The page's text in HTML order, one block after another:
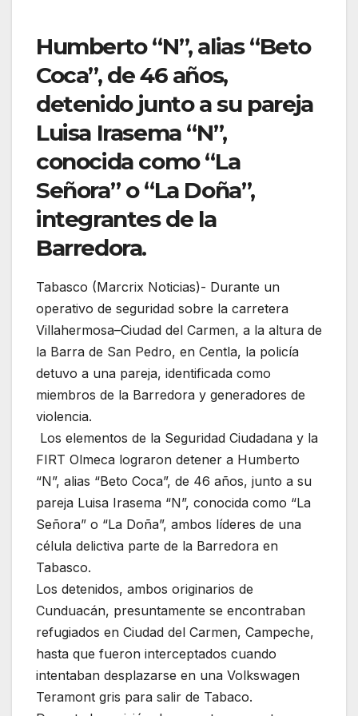
Humberto “N”, alias “Beto
Coca”, de 46 años,
detenido junto a su pareja
Luisa Irasema “N”,
conocida como “La
Señora” o “La Doña”,
integrantes de la
Barredora.
Tabasco (Marcrix Noticias)- Durante un
operativo de seguridad sobre la carretera
Villahermosa–Ciudad del Carmen, a la altura de
la Barra de San Pedro, en Centla, la policía
detuvo a una pareja, identificada como
miembros de la Barredora y generadores de
violencia.
Los elementos de la Seguridad Ciudadana y la
FIRT Olmeca lograron detener a Humberto
“N”, alias “Beto Coca”, de 46 años, junto a su
pareja Luisa Irasema “N”, conocida como “La
Señora” o “La Doña”, ambos líderes de una
célula delictiva parte de la Barredora en
Tabasco.
Los detenidos, ambos originarios de
Cunduacán, presuntamente se encontraban
refugiados en Ciudad del Carmen, Campeche,
hasta que fueron interceptados cuando
intentaban desplazarse en una Volkswagen
Teramont gris para salir de Tabaco.